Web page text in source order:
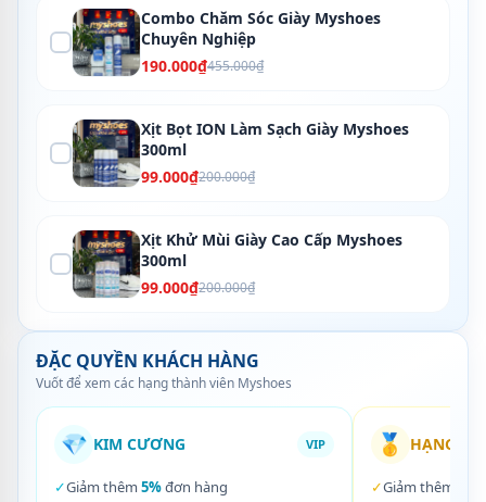
Combo Chăm Sóc Giày Myshoes
Chuyên Nghiệp
190.000₫455.000₫
Xịt Bọt ION Làm Sạch Giày Myshoes
300ml
99.000₫200.000₫
Xịt Khử Mùi Giày Cao Cấp Myshoes
300ml
99.000₫200.000₫
ĐẶC QUYỀN KHÁCH HÀNG
Vuốt để xem các hạng thành viên Myshoes
💎 KIM CƯƠNG VIP
✓Giảm thêm 5%đơn hàng
🥇 HẠNG
✓Giảm thêm